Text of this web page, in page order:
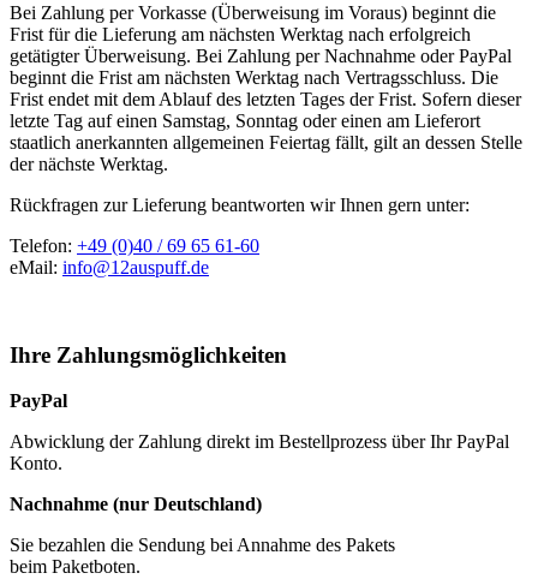
Bei Zahlung per Vorkasse (Überweisung im Voraus) beginnt die
Frist für die Lieferung am nächsten Werktag nach erfolgreich
getätigter Überweisung. Bei Zahlung per Nachnahme oder PayPal
beginnt die Frist am nächsten Werktag nach Vertragsschluss. Die
Frist endet mit dem Ablauf des letzten Tages der Frist. Sofern dieser
letzte Tag auf einen Samstag, Sonntag oder einen am Lieferort
staatlich anerkannten allgemeinen Feiertag fällt, gilt an dessen Stelle
der nächste Werktag.
Rückfragen zur Lieferung beantworten wir Ihnen gern unter:
Telefon: +49 (0)40 / 69 65 61-60
eMail: info@12auspuff.de
Ihre Zahlungsmöglichkeiten
PayPal
Abwicklung der Zahlung direkt im Bestellprozess über Ihr PayPal
Konto.
Nachnahme (nur Deutschland)
Sie bezahlen die Sendung bei Annahme des Pakets
beim Paketboten.